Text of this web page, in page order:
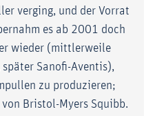
verging, und der Vorrat
es ab 2001 doch
wieder (mittlerweile
Sanofi-Aventis),
zu produzieren;
Bristol-Myers Squibb.